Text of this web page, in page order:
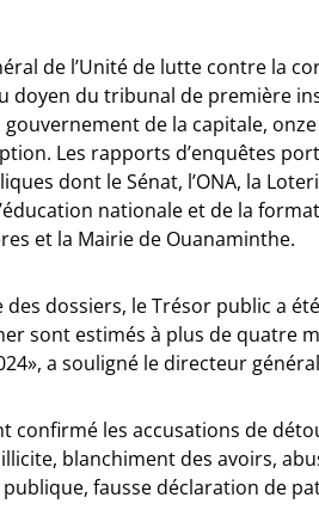
de l’Unité de lutte contre la
doyen du tribunal de première
de la capitale,
Les rapports d’enquêtes
dont le Sénat, l’ONA, la
nationale et de la
et la Mairie de Ouanaminthe.
des dossiers, le Trésor public a
sont estimés à plus de quatre
a souligné le directeur général
confirmé les accusations de
blanchiment des avoirs,
fausse déclaration de